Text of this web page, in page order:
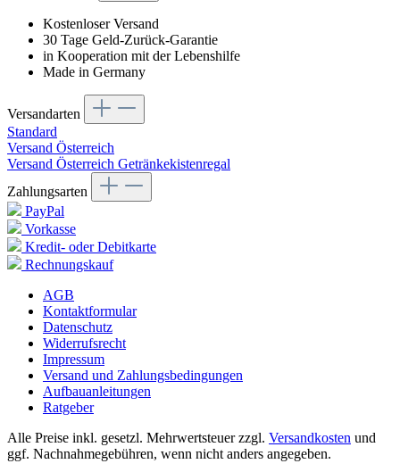
Kostenloser Versand
30 Tage Geld-Zurück-Garantie
in Kooperation mit der Lebenshilfe
Made in Germany
Versandarten
Standard
Versand Österreich
Versand Österreich Getränkekistenregal
Zahlungsarten
PayPal
Vorkasse
Kredit- oder Debitkarte
Rechnungskauf
AGB
Kontaktformular
Datenschutz
Widerrufsrecht
Impressum
Versand und Zahlungsbedingungen
Aufbauanleitungen
Ratgeber
Alle Preise inkl. gesetzl. Mehrwertsteuer zzgl. Versandkosten und
ggf. Nachnahmegebühren, wenn nicht anders angegeben.